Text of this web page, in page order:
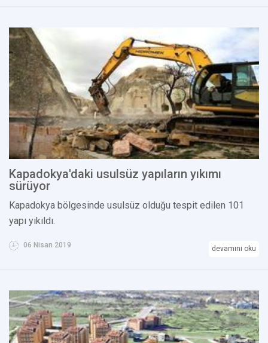
Kapadokya'daki usulsüz yapıların yıkımı
sürüyor
Kapadokya bölgesinde usulsüz olduğu tespit edilen 101
yapı yıkıldı.
06 Nisan 2019 devamını oku